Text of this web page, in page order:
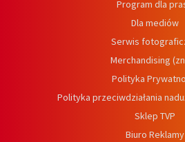
Program dla
Dla mediów
Serwis
Merchandising
Polityka
Polityka przeciwdziałania
Sklep TVP
Biuro Reklamy